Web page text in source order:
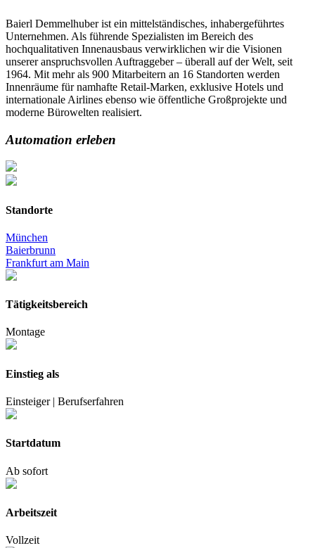
Baierl Demmelhuber ist ein mittelständisches, inhabergeführtes
Unternehmen. Als führende Spezialisten im Bereich des
hochqualitativen Innenausbaus verwirklichen wir die Visionen
unserer anspruchsvollen Auftraggeber – überall auf der Welt, seit
1964. Mit mehr als 900 Mitarbeitern an 16 Standorten werden
Innenräume für namhafte Retail-Marken, exklusive Hotels und
internationale Airlines ebenso wie öffentliche Großprojekte und
moderne Bürowelten realisiert.
Automation erleben
Standorte
München
Baierbrunn
Frankfurt am Main
Tätigkeitsbereich
Montage
Einstieg als
Einsteiger | Berufserfahren
Startdatum
Ab sofort
Arbeitszeit
Vollzeit